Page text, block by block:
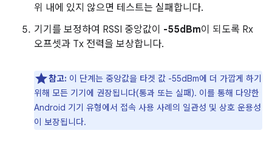
위 내에 있지 않으면 테스트는 실패합니다.
기기를 보정하여 RSSI 중앙값이 -55dBm이 되도록 Rx
오프셋과 Tx 전력을 보상합니다.
참고: 이 단계는 중앙값을 타겟 값 -55dBm에 더 가깝게 하기
위해 모든 기기에 권장됩니다(통과 또는 실패). 이를 통해 다양한
Android 기기 유형에서 접속 사용 사례의 일관성 및 상호 운용성
이 보장됩니다.